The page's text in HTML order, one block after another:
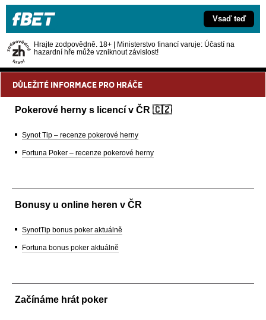
Vsaď teď
Hrajte zodpovědně. 18+ | Ministerstvo financí varuje: Účastí na
hazardní hře může vzniknout závislost!
DŮLEŽITÉ INFORMACE PRO HRÁČE
Pokerové herny s licencí v ČR 🇨🇿
Synot Tip – recenze pokerové herny
Fortuna Poker – recenze pokerové herny
Bonusy u online heren v ČR
SynotTip bonus poker aktuálně
Fortuna bonus poker aktuálně
Začínáme hrát poker